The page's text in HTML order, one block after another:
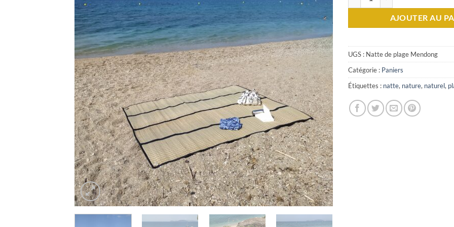
AJOUTER AU
UGS : Natte de plage Mendong
Catégorie : Paniers
Étiquettes : natte, nature, naturel,